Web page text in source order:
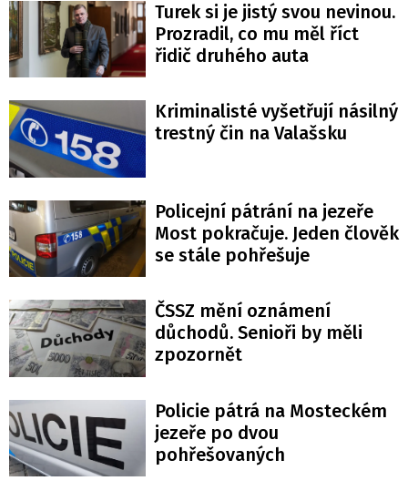
Turek si je jistý svou nevinou.
Prozradil, co mu měl říct
řidič druhého auta
Kriminalisté vyšetřují násilný
trestný čin na Valašsku
Policejní pátrání na jezeře
Most pokračuje. Jeden člověk
se stále pohřešuje
ČSSZ mění oznámení
důchodů. Senioři by měli
zpozornět
Policie pátrá na Mosteckém
jezeře po dvou
pohřešovaných